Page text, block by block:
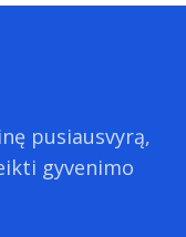
pusiausvyrą,
gyvenimo